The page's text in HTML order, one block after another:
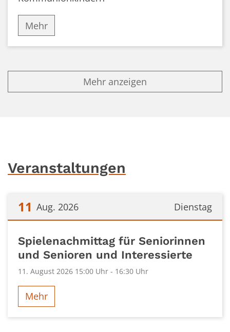
Mehr
Mehr anzeigen
Veranstaltungen
Dienstag
11 Aug. 2026
Spielenachmittag für Seniorinnen
und Senioren und Interessierte
11. August 2026 15:00 Uhr - 16:30 Uhr
Mehr